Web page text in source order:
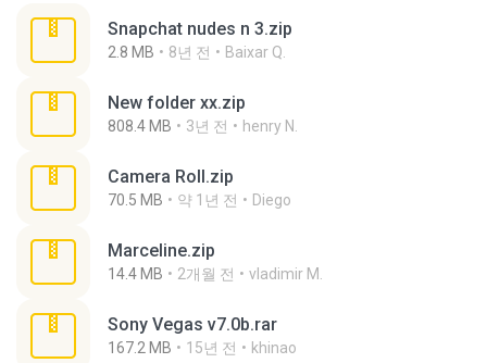
Snapchat nudes n 3.zip
2.8 MB 8년 전 Baixar Q.
New folder xx.zip
808.4 MB 3년 전 henry N.
Camera Roll.zip
70.5 MB 약 1년 전 Diego
Marceline.zip
14.4 MB 2개월 전 vladimir M.
Sony Vegas v7.0b.rar
167.2 MB 15년 전 khinao